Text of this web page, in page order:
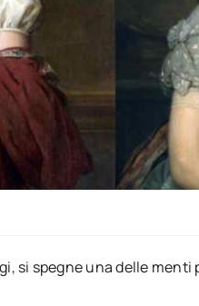
si spegne una delle